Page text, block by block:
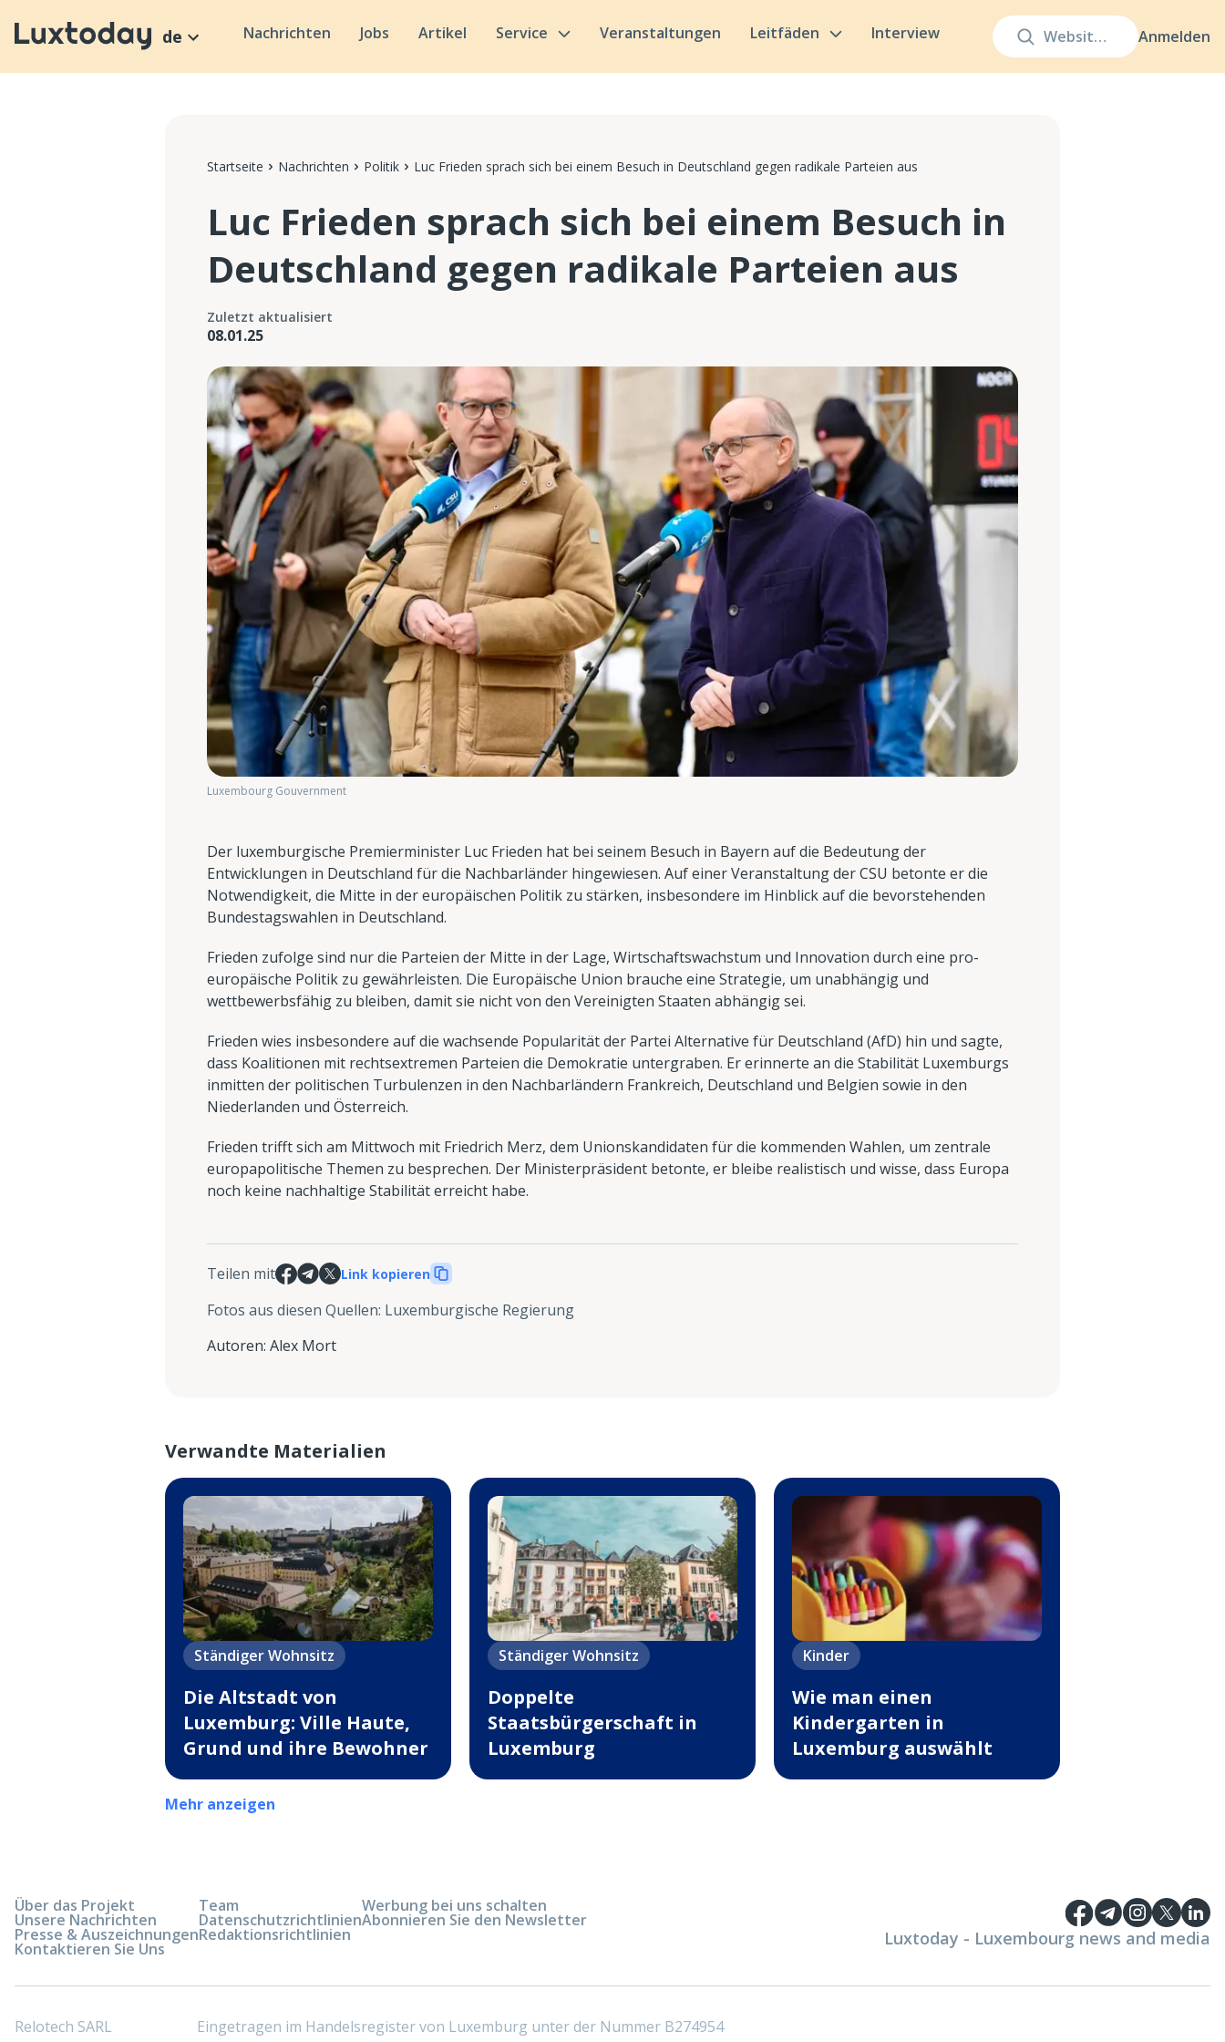
Anmelden
de Nachrichten Jobs Artikel Service Veranstaltungen Leitfäden Interview
Startseite Nachrichten Politik Luc Frieden sprach sich bei einem Besuch in Deutschland gegen radikale Parteien aus
Luc Frieden sprach sich bei einem Besuch in
Deutschland gegen radikale Parteien aus
Zuletzt aktualisiert
08.01.25
Luxembourg Gouvernment
Der luxemburgische Premierminister Luc Frieden hat bei seinem Besuch in Bayern auf die Bedeutung der
Entwicklungen in Deutschland für die Nachbarländer hingewiesen. Auf einer Veranstaltung der CSU betonte er die
Notwendigkeit, die Mitte in der europäischen Politik zu stärken, insbesondere im Hinblick auf die bevorstehenden
Bundestagswahlen in Deutschland.
Frieden zufolge sind nur die Parteien der Mitte in der Lage, Wirtschaftswachstum und Innovation durch eine pro-
europäische Politik zu gewährleisten. Die Europäische Union brauche eine Strategie, um unabhängig und
wettbewerbsfähig zu bleiben, damit sie nicht von den Vereinigten Staaten abhängig sei.
Frieden wies insbesondere auf die wachsende Popularität der Partei Alternative für Deutschland (AfD) hin und sagte,
dass Koalitionen mit rechtsextremen Parteien die Demokratie untergraben. Er erinnerte an die Stabilität Luxemburgs
inmitten der politischen Turbulenzen in den Nachbarländern Frankreich, Deutschland und Belgien sowie in den
Niederlanden und Österreich.
Frieden trifft sich am Mittwoch mit Friedrich Merz, dem Unionskandidaten für die kommenden Wahlen, um zentrale
europapolitische Themen zu besprechen. Der Ministerpräsident betonte, er bleibe realistisch und wisse, dass Europa
noch keine nachhaltige Stabilität erreicht habe.
Teilen mit Link kopieren
Fotos aus diesen Quellen: Luxemburgische Regierung
Autoren: Alex Mort
Verwandte Materialien
Ständiger Wohnsitz
Die Altstadt von
Luxemburg: Ville Haute,
Grund und ihre Bewohner
Ständiger Wohnsitz
Doppelte
Staatsbürgerschaft in
Luxemburg
Kinder
Wie man einen
Kindergarten in
Luxemburg auswählt
Mehr anzeigen
Über das Projekt
Unsere Nachrichten
Presse & Auszeichnungen
Kontaktieren Sie Uns
Team
Datenschutzrichtlinien
Redaktionsrichtlinien
Werbung bei uns schalten
Abonnieren Sie den Newsletter
Luxtoday - Luxembourg news and media
Relotech SARL
Eingetragen im Handelsregister von Luxemburg unter der Nummer B274954